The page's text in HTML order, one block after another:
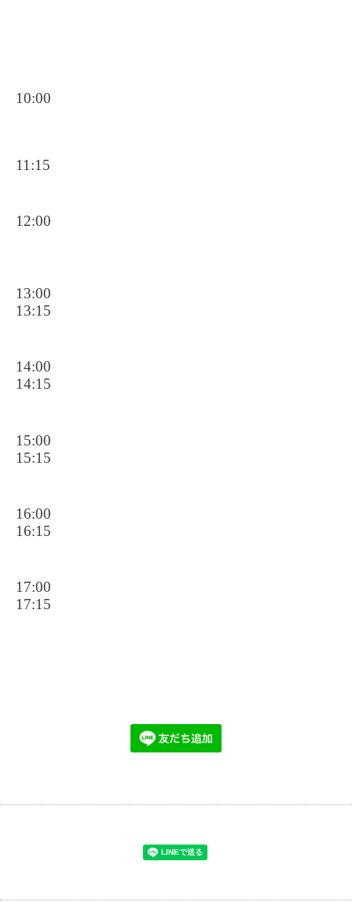
10:00
11:15
12:00
13:00
13:15
14:00
14:15
15:00
15:15
16:00
16:15
17:00
17:15